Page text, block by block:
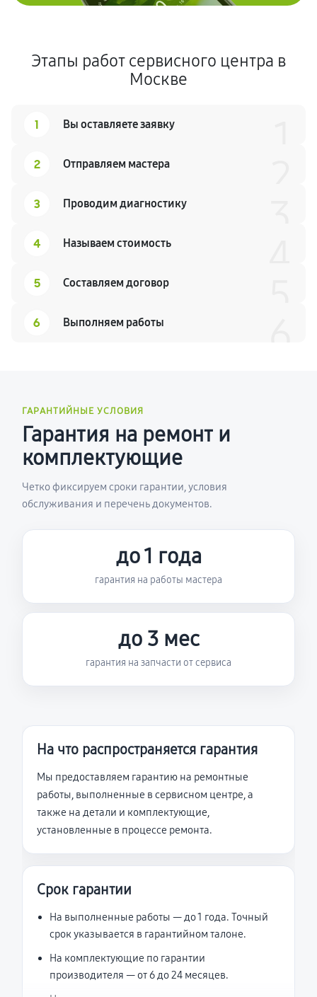
Этапы работ сервисного центра в
Москве
1 Вы оставляете заявку
2 Отправляем мастера
3 Проводим диагностику
4 Называем стоимость
5 Составляем договор
6 Выполняем работы
ГАРАНТИЙНЫЕ УСЛОВИЯ
Гарантия на ремонт и
комплектующие
Четко фиксируем сроки гарантии, условия
обслуживания и перечень документов.
до 1 года
гарантия на работы мастера
до 3 мес
гарантия на запчасти от сервиса
На что распространяется гарантия
Мы предоставляем гарантию на ремонтные
работы, выполненные в сервисном центре, а
также на детали и комплектующие,
установленные в процессе ремонта.
Срок гарантии
На выполненные работы — до 1 года. Точный
срок указывается в гарантийном талоне.
На комплектующие по гарантии
производителя — от 6 до 24 месяцев.